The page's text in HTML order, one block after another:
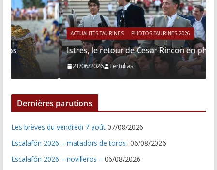
ACTUALITÉS TAURINES PHOTOS TAURINES 2026
Istres, le retour de Cesar Rincon en photos
21/06/2026 Tertulias
Dernières parutions
Les brèves du vendredi 7 août 07/08/2026
Escalafón 2026 – matadors de toros- 06/08/2026
Escalafón 2026 – novilleros – 06/08/2026